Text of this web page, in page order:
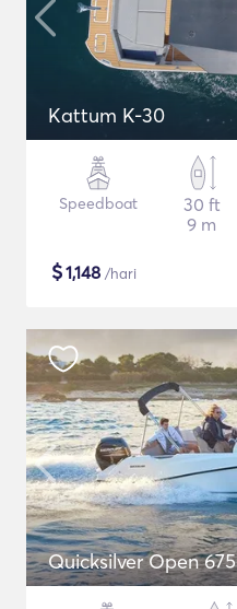
Kattum K-30
Speedboat
30 ft
9 m
$1,148 /hari
Quicksilver Open 675